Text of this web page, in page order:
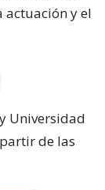
y el
Universidad
de las